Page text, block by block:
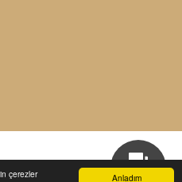
Anladım
çerezler
TAKİP ET